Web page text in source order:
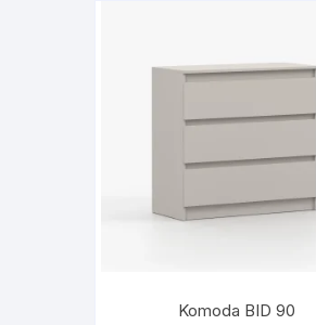
Komoda BID 90